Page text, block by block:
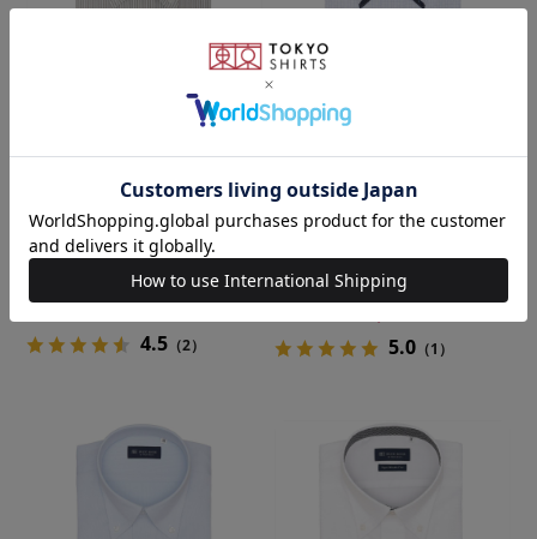
BRICK HOUSE
ボタンダウン 半袖 形態安定 ニ
ットシャツ ストレッチ
￥5,489￥4,389(20%OFF)
4.5（2）
BRICK HOUSE
乾】 ボタンダウン 半袖 形態安
定 ワイシャツ
￥6,589￥5,489(16%OFF)
5.0 （1）